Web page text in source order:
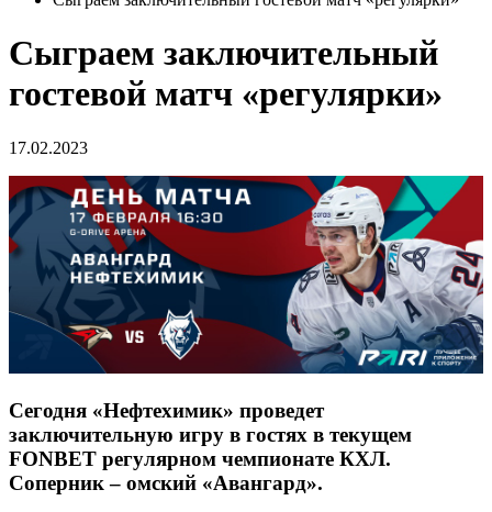
Сыграем заключительный
гостевой матч «регулярки»
17.02.2023
Сегодня «Нефтехимик» проведет
заключительную игру в гостях в текущем
FONBET регулярном чемпионате КХЛ.
Соперник – омский «Авангард».